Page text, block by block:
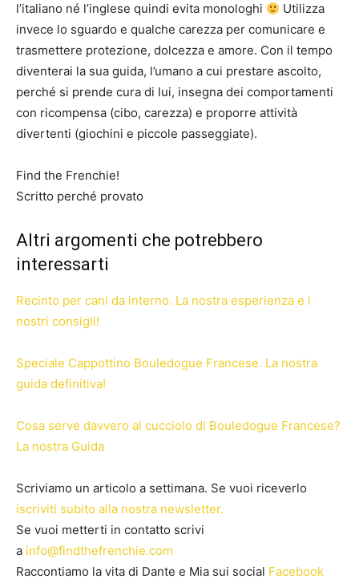
l’italiano né l’inglese quindi evita monologhi
Utilizza
invece lo sguardo e qualche carezza per comunicare e
trasmettere protezione, dolcezza e amore. Con il tempo
diventerai la sua guida, l’umano a cui prestare ascolto,
perché si prende cura di lui, insegna dei comportamenti
con ricompensa (cibo, carezza) e proporre attività
divertenti (giochini e piccole passeggiate).
Find the Frenchie!
Scritto perché provato
Altri argomenti che potrebbero
interessarti
Recinto per cani da interno. La nostra esperienza e i
nostri consigli!
Speciale Cappottino Bouledogue Francese. La nostra
guida definitiva!
Cosa serve davvero al cucciolo di Bouledogue Francese?
La nostra Guida
Scriviamo un articolo a settimana. Se vuoi riceverlo
iscriviti subito alla nostra newsletter.
Se vuoi metterti in contatto scrivi
a info@findthefrenchie.com
Raccontiamo la vita di Dante e Mia sui social Facebook